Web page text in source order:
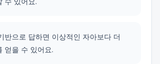
반으로 답하면 이상적인 자아보다 더
얻을 수 있어요.